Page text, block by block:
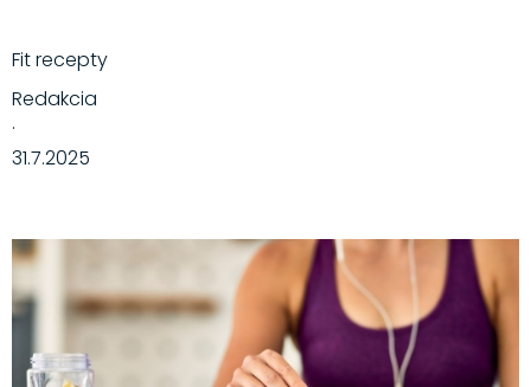
Fit recepty
Redakcia
·
31.7.2025